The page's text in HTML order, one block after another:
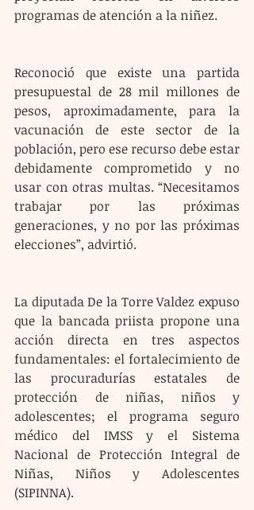
programas de atención a la niñez.
Reconoció que existe una partida
presupuestal de 28 mil millones de
pesos, aproximadamente, para la
vacunación de este sector de la
población, pero ese recurso debe estar
debidamente comprometido y no
usar con otras multas. “Necesitamos
trabajar por las próximas
generaciones, y no por las próximas
elecciones”, advirtió.
La diputada De la Torre Valdez expuso
que la bancada priista propone una
acción directa en tres aspectos
fundamentales: el fortalecimiento de
las procuradurías estatales de
protección de niñas, niños y
adolescentes; el programa seguro
médico del IMSS y el Sistema
Nacional de Protección Integral de
Niñas, Niños y Adolescentes
(SIPINNA).